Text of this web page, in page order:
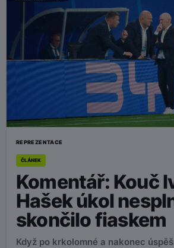
REPREZENTACE
ČLÁNEK
Komentář: Kouč
Hašek úkol
skončilo fiaskem
Když po krkolomné a nakonec